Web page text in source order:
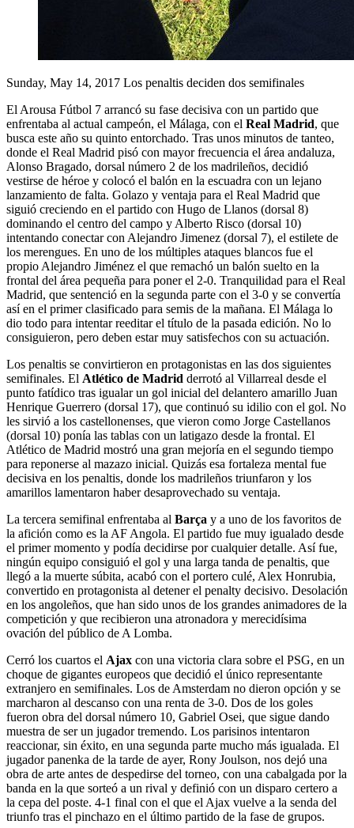
Sunday, May 14, 2017 Los penaltis deciden dos semifinales
El Arousa Fútbol 7 arrancó su fase decisiva con un partido que
enfrentaba al actual campeón, el Málaga, con el Real Madrid, que
busca este año su quinto entorchado. Tras unos minutos de tanteo,
donde el Real Madrid pisó con mayor frecuencia el área andaluza,
Alonso Bragado, dorsal número 2 de los madrileños, decidió
vestirse de héroe y colocó el balón en la escuadra con un lejano
lanzamiento de falta. Golazo y ventaja para el Real Madrid que
siguió creciendo en el partido con Hugo de Llanos (dorsal 8)
dominando el centro del campo y Alberto Risco (dorsal 10)
intentando conectar con Alejandro Jimenez (dorsal 7), el estilete de
los merengues. En uno de los múltiples ataques blancos fue el
propio Alejandro Jiménez el que remachó un balón suelto en la
frontal del área pequeña para poner el 2-0. Tranquilidad para el Real
Madrid, que sentenció en la segunda parte con el 3-0 y se convertía
así en el primer clasificado para semis de la mañana. El Málaga lo
dio todo para intentar reeditar el título de la pasada edición. No lo
consiguieron, pero deben estar muy satisfechos con su actuación.
Los penaltis se convirtieron en protagonistas en las dos siguientes
semifinales. El Atlético de Madrid derrotó al Villarreal desde el
punto fatídico tras igualar un gol inicial del delantero amarillo Juan
Henrique Guerrero (dorsal 17), que continuó su idilio con el gol. No
les sirvió a los castellonenses, que vieron como Jorge Castellanos
(dorsal 10) ponía las tablas con un latigazo desde la frontal. El
Atlético de Madrid mostró una gran mejoría en el segundo tiempo
para reponerse al mazazo inicial. Quizás esa fortaleza mental fue
decisiva en los penaltis, donde los madrileños triunfaron y los
amarillos lamentaron haber desaprovechado su ventaja.
La tercera semifinal enfrentaba al Barça y a uno de los favoritos de
la afición como es la AF Angola. El partido fue muy igualado desde
el primer momento y podía decidirse por cualquier detalle. Así fue,
ningún equipo consiguió el gol y una larga tanda de penaltis, que
llegó a la muerte súbita, acabó con el portero culé, Alex Honrubia,
convertido en protagonista al detener el penalty decisivo. Desolación
en los angoleños, que han sido unos de los grandes animadores de la
competición y que recibieron una atronadora y merecidísima
ovación del público de A Lomba.
Cerró los cuartos el Ajax con una victoria clara sobre el PSG, en un
choque de gigantes europeos que decidió el único representante
extranjero en semifinales. Los de Amsterdam no dieron opción y se
marcharon al descanso con una renta de 3-0. Dos de los goles
fueron obra del dorsal número 10, Gabriel Osei, que sigue dando
muestra de ser un jugador tremendo. Los parisinos intentaron
reaccionar, sin éxito, en una segunda parte mucho más igualada. El
jugador panenka de la tarde de ayer, Rony Joulson, nos dejó una
obra de arte antes de despedirse del torneo, con una cabalgada por la
banda en la que sorteó a un rival y definió con un disparo certero a
la cepa del poste. 4-1 final con el que el Ajax vuelve a la senda del
triunfo tras el pinchazo en el último partido de la fase de grupos.